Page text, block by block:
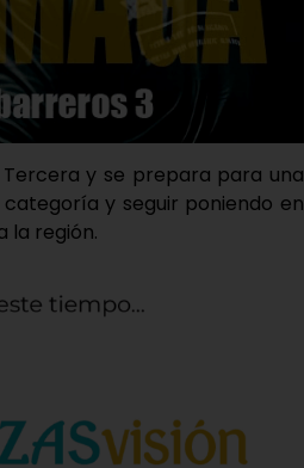
y se prepara para una
y seguir poniendo en
la región.